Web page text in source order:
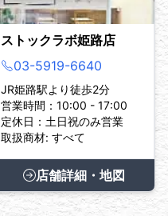
ストックラボ姫路店
03-5919-6640
JR姫路駅より徒歩2分
営業時間：10:00 - 17:00
定休日：土日祝のみ営業
取扱商材: すべて
店舗詳細・地図